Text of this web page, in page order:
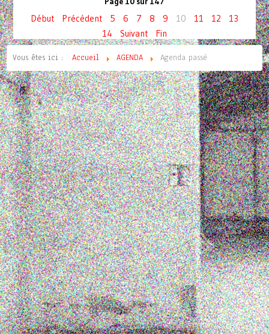
Début Précédent 5 6 7 8 9 10 11 12
13
14
Suivant Fin
Vous êtes ici : Accueil AGENDA Agenda passé